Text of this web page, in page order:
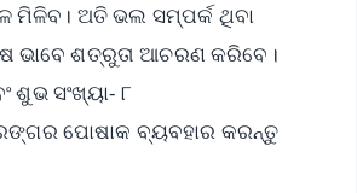
ଅତି ଭଲ ସମ୍ପର୍କ ଥିବା
ଭାବେ ଶତ୍ରୁତା ଆଚରଣ କରିବେ।
ଶୁଭ ସଂଖ୍ୟା- ୮
ପୋଷାକ ବ୍ୟବହାର କରନ୍ତୁ